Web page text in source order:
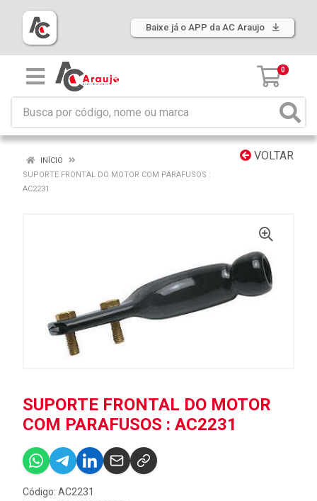
Baixe já o APP da AC Araujo
0
VOLTAR
INÍCIO
SUPORTE FRONTAL DO MOTOR COM PARAFUSOS :
AC2231
SUPORTE FRONTAL DO MOTOR
COM PARAFUSOS : AC2231
Código: AC2231